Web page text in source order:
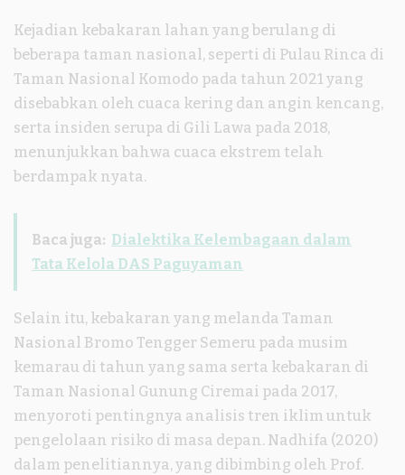
Kejadian kebakaran lahan yang berulang di
beberapa taman nasional, seperti di Pulau Rinca di
Taman Nasional Komodo pada tahun 2021 yang
disebabkan oleh cuaca kering dan angin kencang,
serta insiden serupa di Gili Lawa pada 2018,
menunjukkan bahwa cuaca ekstrem telah
berdampak nyata.
Baca juga: Dialektika Kelembagaan dalam
Tata Kelola DAS Paguyaman
Selain itu, kebakaran yang melanda Taman
Nasional Bromo Tengger Semeru pada musim
kemarau di tahun yang sama serta kebakaran di
Taman Nasional Gunung Ciremai pada 2017,
menyoroti pentingnya analisis tren iklim untuk
pengelolaan risiko di masa depan. Nadhifa (2020)
dalam penelitiannya, yang dibimbing oleh Prof.